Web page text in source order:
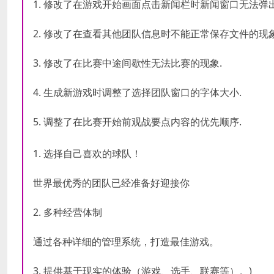
1. 修改了在游戏开始画面点击新闻栏时新闻窗口无法弹
2. 修改了在查看其他团队信息时不能正常保存文件的现
3. 修改了在比赛中途间歇性无法比赛的现象.
4. 生成新游戏时调整了选择团队窗口的字体大小.
5. 调整了在比赛开始前观战要点内容的优先顺序.
1. 选择自己喜欢的球队！
世界最优秀的团队已经准备好迎接你
2. 多种经营体制
通过各种详细的管理系统，打造最佳游戏。
3. 提供基于现实的体验（游戏、选手、联赛等）。)